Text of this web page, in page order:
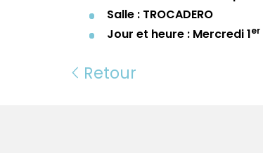
Salle : TROCADERO
Jour et heure : Mercredi 1er
Retour